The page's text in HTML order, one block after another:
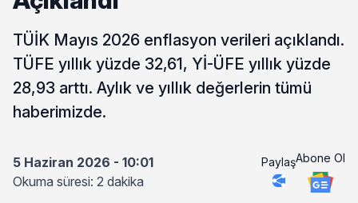
TÜİK Mayıs 2026 enflasyon verileri açıklandı.
TÜFE yıllık yüzde 32,61, Yİ-ÜFE yıllık yüzde
28,93 arttı. Aylık ve yıllık değerlerin tümü
haberimizde.
5 Haziran 2026 - 10:01
Okuma süresi: 2 dakika
PaylaşAbone Ol